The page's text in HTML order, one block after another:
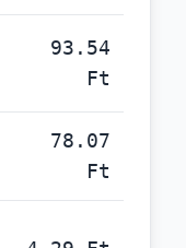
93.54
Ft
78.07
Ft